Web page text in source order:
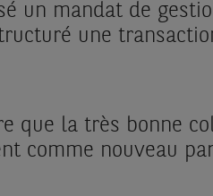
un mandat de
une
que la très bonne
comme nouveau